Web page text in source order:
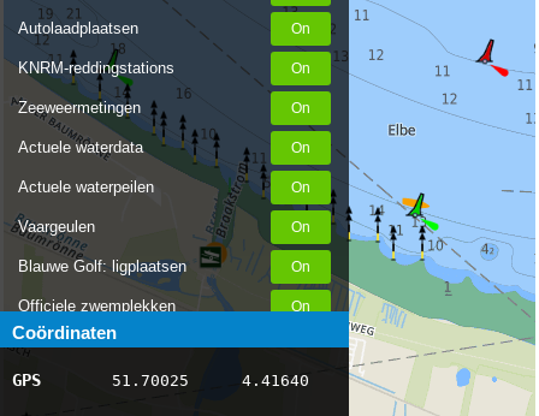
Autolaadplaatsen
KNRM-reddingstations
Zeeweermetingen
Actuele waterdata
Actuele waterpeilen
Vaargeulen
Blauwe Golf: ligplaatsen
Officiele zwemplekken
Stremmingen/hinder
AIS scheepsposities
Coördinaten
GPS 51.70025 4.41640